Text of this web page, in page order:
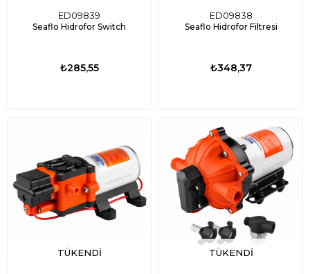
ED09839
Seaflo Hidrofor Switch
₺285,55
ED09838
Seaflo Hidrofor Filtresi
₺348,37
TÜKENDI TÜKENDI